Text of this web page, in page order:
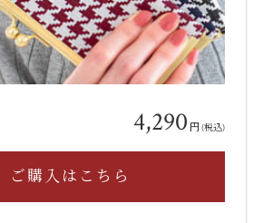
4,290 円(税込)
ご購入はこちら